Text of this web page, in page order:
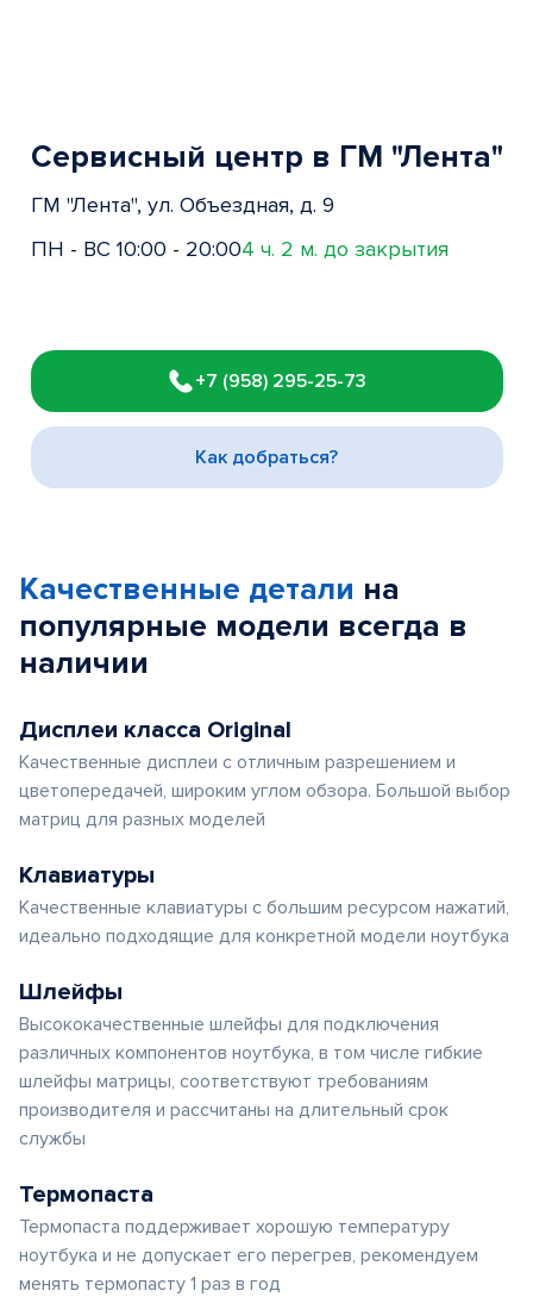
Сервисный центр в ГМ "Лента"
ГМ "Лента", ул. Объездная, д. 9
ПН - ВС 10:00 - 20:004 ч. 2 м. до закрытия
1
of
3
+7 (958) 295-25-73
Как добраться?
Качественные детали на
популярные модели всегда в
наличии
Дисплеи класса Original
Качественные дисплеи с отличным разрешением и
цветопередачей, широким углом обзора. Большой выбор
матриц для разных моделей
Клавиатуры
Качественные клавиатуры с большим ресурсом нажатий,
идеально подходящие для конкретной модели ноутбука
Шлейфы
Высококачественные шлейфы для подключения
различных компонентов ноутбука, в том числе гибкие
шлейфы матрицы, соответствуют требованиям
производителя и рассчитаны на длительный срок
службы
Термопаста
Термопаста поддерживает хорошую температуру
ноутбука и не допускает его перегрев, рекомендуем
менять термопасту 1 раз в год